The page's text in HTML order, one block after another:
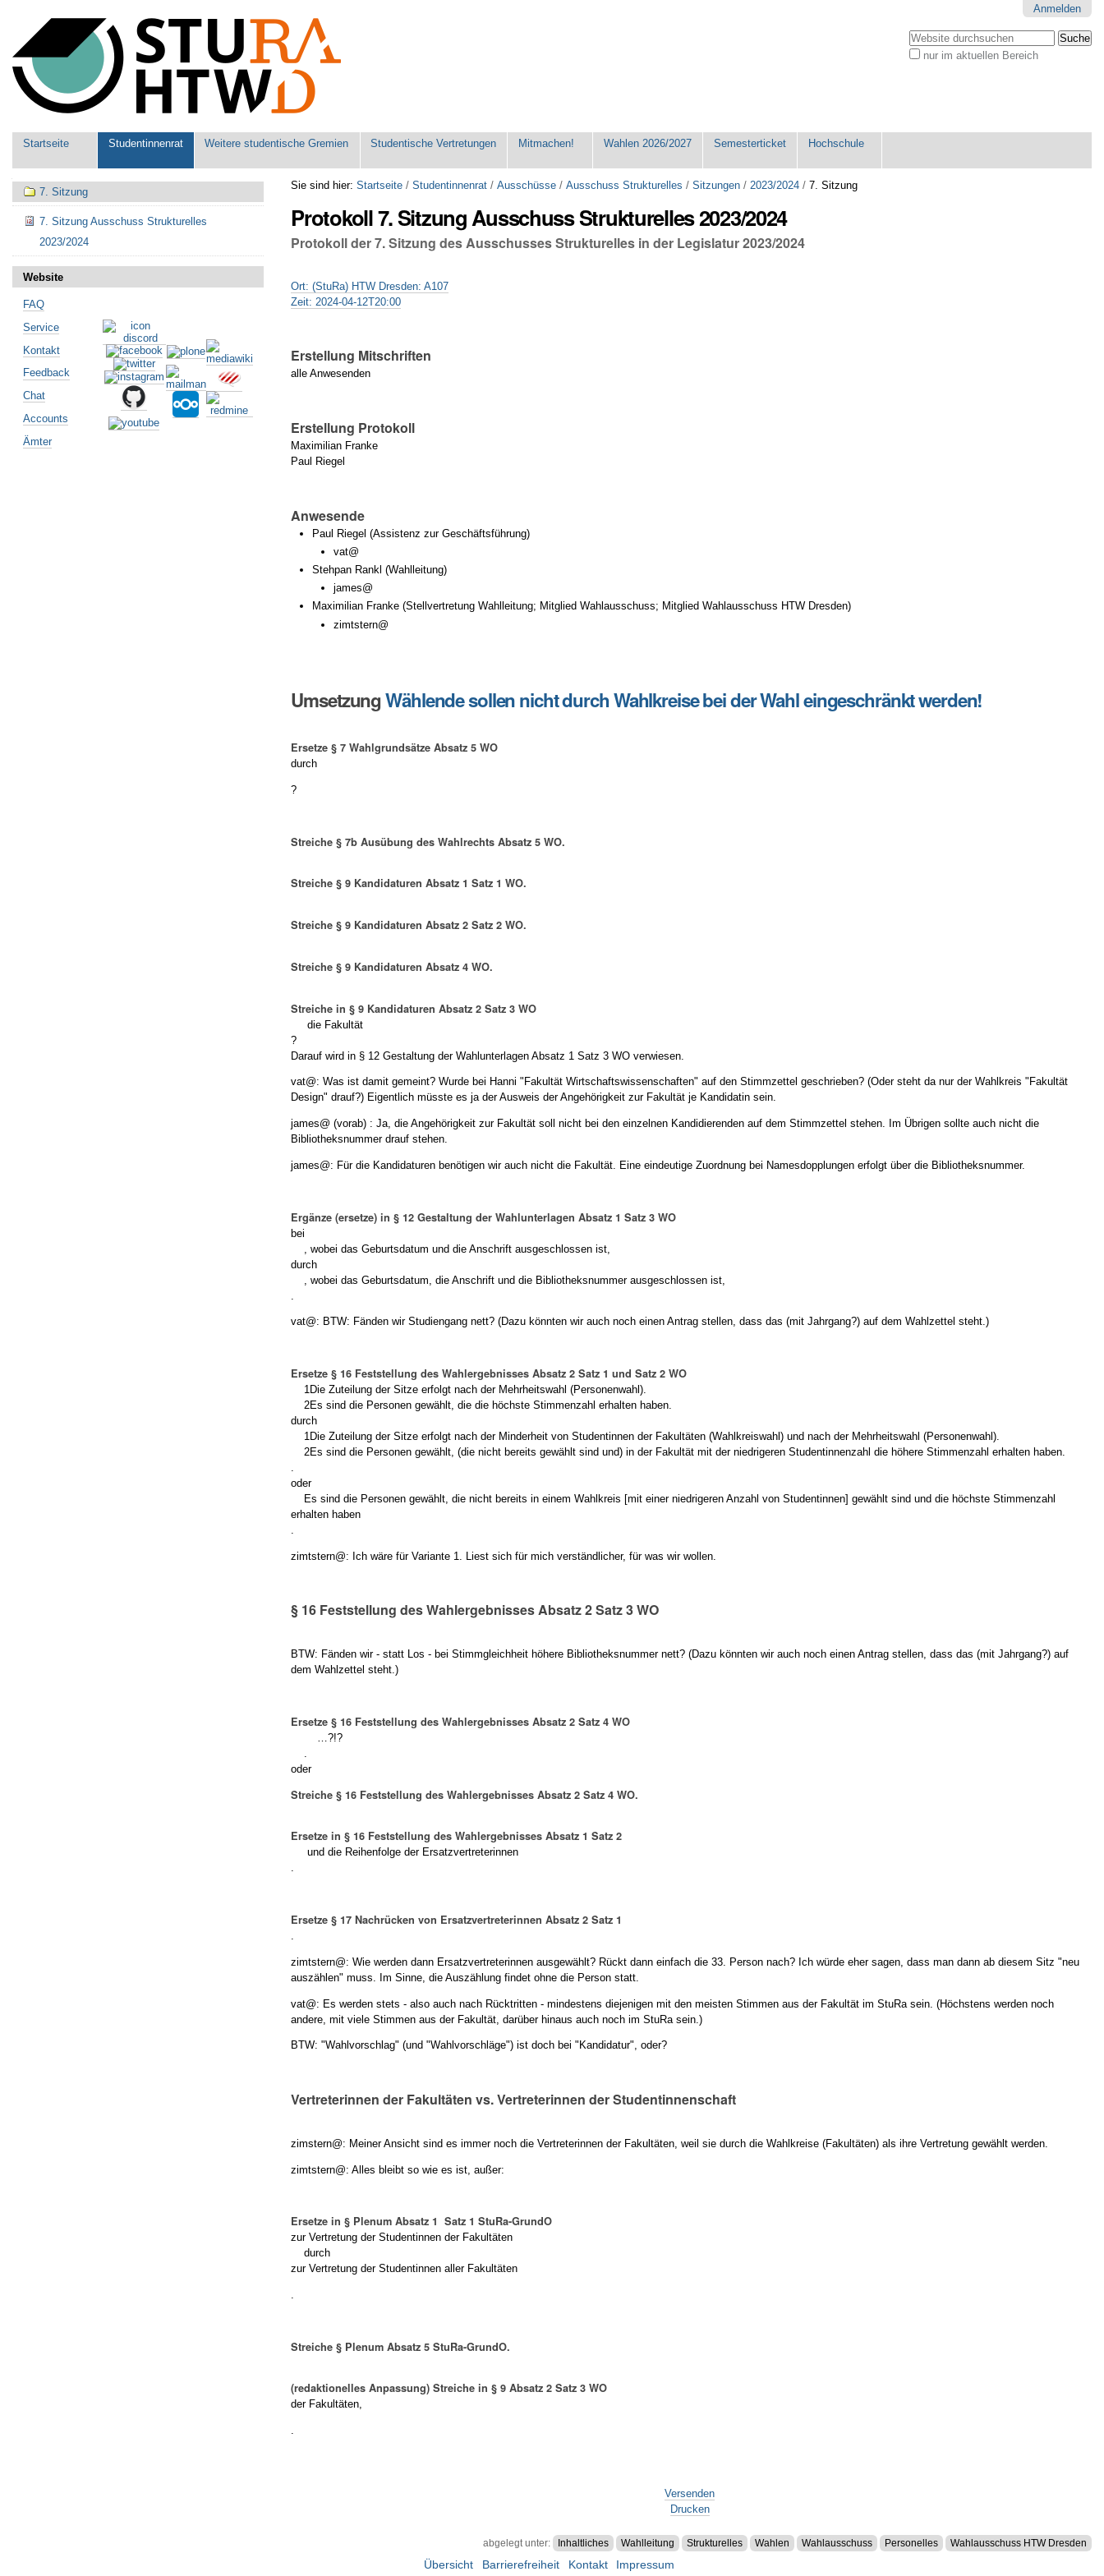
Werkzeuge
Anmelden
Website durchsuchen
nur im aktuellen Bereich
Sektionen
Startseite Studentinnenrat Weitere studentische Gremien Studentische Vertretungen Mitmachen! Wahlen 2026/2027 Semesterticket Hochschule
Sie sind hier: Startseite /Studentinnenrat /Ausschüsse /Ausschuss Strukturelles /Sitzungen /2023/2024 /7. Sitzung
Protokoll 7. Sitzung Ausschuss Strukturelles 2023/2024
Protokoll der 7. Sitzung des Ausschusses Strukturelles in der Legislatur 2023/2024
Ort: (StuRa) HTW Dresden: A107
Zeit: 2024-04-12T20:00
Erstellung Mitschriften
alle Anwesenden
Erstellung Protokoll
Maximilian Franke
Paul Riegel
Anwesende
Paul Riegel (Assistenz zur Geschäftsführung)
vat@
Stehpan Rankl (Wahlleitung)
james@
Maximilian Franke (Stellvertretung Wahlleitung; Mitglied Wahlausschuss; Mitglied Wahlausschuss HTW Dresden)
zimtstern@
UmsetzungWählende sollen nicht durch Wahlkreise bei der Wahl eingeschränkt werden!
Ersetze § 7 Wahlgrundsätze Absatz 5 WO
durch
?
Streiche § 7b Ausübung des Wahlrechts Absatz 5 WO.
Streiche § 9 Kandidaturen Absatz 1 Satz 1 WO.
Streiche § 9 Kandidaturen Absatz 2 Satz 2 WO.
Streiche § 9 Kandidaturen Absatz 4 WO.
Streiche in § 9 Kandidaturen Absatz 2 Satz 3 WO
die Fakultät
?
Darauf wird in § 12 Gestaltung der Wahlunterlagen Absatz 1 Satz 3 WO verwiesen.
vat@: Was ist damit gemeint? Wurde bei Hanni "Fakultät Wirtschaftswissenschaften" auf den Stimmzettel geschrieben? (Oder steht da nur der Wahlkreis "Fakultät
Design" drauf?) Eigentlich müsste es ja der Ausweis der Angehörigkeit zur Fakultät je Kandidatin sein.
james@ (vorab) : Ja, die Angehörigkeit zur Fakultät soll nicht bei den einzelnen Kandidierenden auf dem Stimmzettel stehen. Im Übrigen sollte auch nicht die
Bibliotheksnummer drauf stehen.
james@: Für die Kandidaturen benötigen wir auch nicht die Fakultät. Eine eindeutige Zuordnung bei Namesdopplungen erfolgt über die Bibliotheksnummer.
Ergänze (ersetze) in § 12 Gestaltung der Wahlunterlagen Absatz 1 Satz 3 WO
bei
, wobei das Geburtsdatum und die Anschrift ausgeschlossen ist,
durch
, wobei das Geburtsdatum, die Anschrift und die Bibliotheksnummer ausgeschlossen ist,
vat@: BTW: Fänden wir Studiengang nett? (Dazu könnten wir auch noch einen Antrag stellen, dass das (mit Jahrgang?) auf dem Wahlzettel steht.)
Ersetze § 16 Feststellung des Wahlergebnisses Absatz 2 Satz 1 und Satz 2 WO
1Die Zuteilung der Sitze erfolgt nach der Mehrheitswahl (Personenwahl).
2Es sind die Personen gewählt, die die höchste Stimmenzahl erhalten haben.
durch
1Die Zuteilung der Sitze erfolgt nach der Minderheit von Studentinnen der Fakultäten (Wahlkreiswahl) und nach der Mehrheitswahl (Personenwahl).
2Es sind die Personen gewählt, (die nicht bereits gewählt sind und) in der Fakultät mit der niedrigeren Studentinnenzahl die höhere Stimmenzahl erhalten haben.
.
oder
Es sind die Personen gewählt, die nicht bereits in einem Wahlkreis [mit einer niedrigeren Anzahl von Studentinnen] gewählt sind und die höchste Stimmenzahl
erhalten haben
.
zimtstern@: Ich wäre für Variante 1. Liest sich für mich verständlicher, für was wir wollen.
§ 16 Feststellung des Wahlergebnisses Absatz 2 Satz 3 WO
BTW: Fänden wir - statt Los - bei Stimmgleichheit höhere Bibliotheksnummer nett? (Dazu könnten wir auch noch einen Antrag stellen, dass das (mit Jahrgang?) auf
dem Wahlzettel steht.)
Ersetze § 16 Feststellung des Wahlergebnisses Absatz 2 Satz 4 WO
…?!?
oder
Streiche § 16 Feststellung des Wahlergebnisses Absatz 2 Satz 4 WO.
Ersetze in § 16 Feststellung des Wahlergebnisses Absatz 1 Satz 2
und die Reihenfolge der Ersatzvertreterinnen
.
Ersetze § 17 Nachrücken von Ersatzvertreterinnen Absatz 2 Satz 1
.
zimtstern@: Wie werden dann Ersatzvertreterinnen ausgewählt? Rückt dann einfach die 33. Person nach? Ich würde eher sagen, dass man dann ab diesem Sitz "neu
auszählen" muss. Im Sinne, die Auszählung findet ohne die Person statt.
vat@: Es werden stets - also auch nach Rücktritten - mindestens diejenigen mit den meisten Stimmen aus der Fakultät im StuRa sein. (Höchstens werden noch
andere, mit viele Stimmen aus der Fakultät, darüber hinaus auch noch im StuRa sein.)
BTW: "Wahlvorschlag" (und "Wahlvorschläge") ist doch bei "Kandidatur", oder?
Vertreterinnen der Fakultäten vs. Vertreterinnen der Studentinnenschaft
zimstern@: Meiner Ansicht sind es immer noch die Vertreterinnen der Fakultäten, weil sie durch die Wahlkreise (Fakultäten) als ihre Vertretung gewählt werden.
zimtstern@: Alles bleibt so wie es ist, außer:
Ersetze in § Plenum Absatz 1 Satz 1 StuRa-GrundO
zur Vertretung der Studentinnen der Fakultäten
durch
zur Vertretung der Studentinnen aller Fakultäten
.
Streiche § Plenum Absatz 5 StuRa-GrundO.
(redaktionelles Anpassung) Streiche in § 9 Absatz 2 Satz 3 WO
der Fakultäten,
.
Versenden
Drucken
abgelegt unter: Inhaltliches Wahlleitung Strukturelles Wahlen Wahlausschuss Personelles Wahlausschuss HTW Dresden
Navigation
7. Sitzung
7. Sitzung Ausschuss Strukturelles
2023/2024
Website
FAQ
Service
Kontakt
Feedback
Chat
Accounts
Ämter
Übersicht Barrierefreiheit Kontakt Impressum